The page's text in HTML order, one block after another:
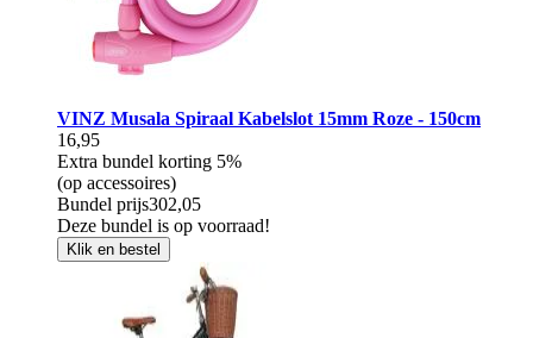
VINZ Musala Spiraal Kabelslot 15mm Roze - 150cm
16,95
Extra bundel korting 5%
(op accessoires)
Bundel prijs302,05
Deze bundel is op voorraad!
Klik en bestel